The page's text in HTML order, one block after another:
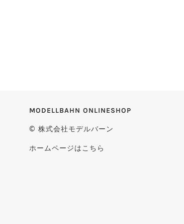
MODELLBAHN ONLINESHOP
© 株式会社モデルバーン
ホームページはこちら